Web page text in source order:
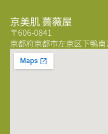
京美肌 薔薇屋
〒606-0841
京都府京都市左京区下鴨